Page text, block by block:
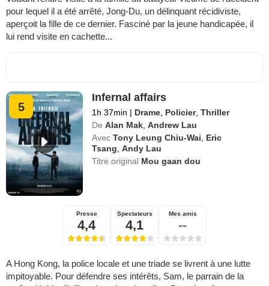
pour lequel il a été arrêté, Jong-Du, un délinquant récidiviste,
aperçoit la fille de ce dernier. Fasciné par la jeune handicapée, il
lui rend visite en cachette...
5
Infernal affairs
1h 37min | Drame Policier,Thriller
De Alan Mak ,Andrew Lau
Avec Tony Leung Chiu-Wai
Eric
Tsang ,Andy Lau
Titre original Mou gaan dou
Presse
4,4
Spectateurs
4,1
Mes amis
--
A Hong Kong, la police locale et une triade se livrent à une lutte
impitoyable. Pour défendre ses intérêts, Sam, le parrain de la